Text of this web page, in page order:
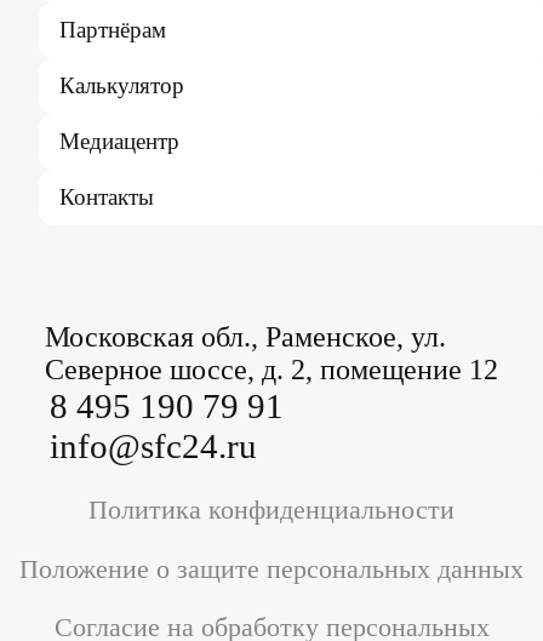
Партнёрам
Калькулятор
Медиацентр
Контакты
8 495 190 79 91
info@sfc24.ru
Московская обл., Раменское, ул.
Северное шоссе, д. 2, помещение 12
Политика конфиденциальности
Положение о защите персональных данных
Согласие на обработку персональных